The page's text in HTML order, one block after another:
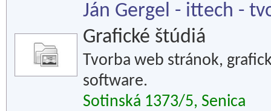
Ján Gergel - ittech -
Grafické štúdiá
Tvorba web stránok,
software.
Sotinská 1373/5, Senica